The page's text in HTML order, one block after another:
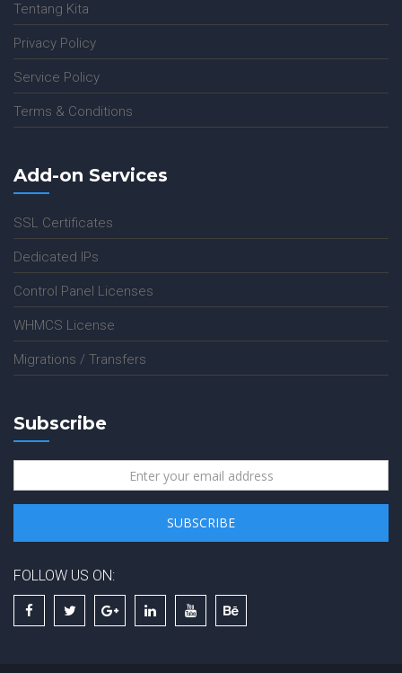
Tentang Kita
Privacy Policy
Service Policy
Terms & Conditions
Add-on Services
SSL Certificates
Dedicated IPs
Control Panel Licenses
WHMCS License
Migrations / Transfers
Subscribe
FOLLOW US ON: